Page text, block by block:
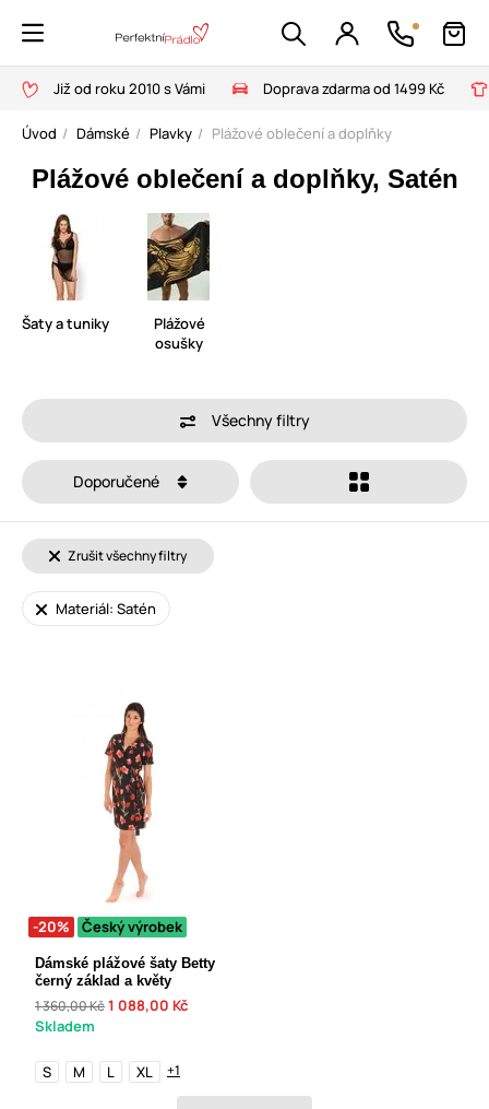
Již od roku 2010 s Vámi Doprava zdarma od 1499 Kč
Úvod Dámské Plavky Plážové oblečení a doplňky
Plážové oblečení a doplňky, Satén
Šaty a tuniky
Plážové
osušky
Všechny filtry
Doporučené
Zrušit všechny filtry
Materiál: Satén
-20% Český výrobek
Dámské plážové šaty Betty
černý základ a květy
1 360,00 Kč1 088,00 Kč
Skladem
S M L XL +1